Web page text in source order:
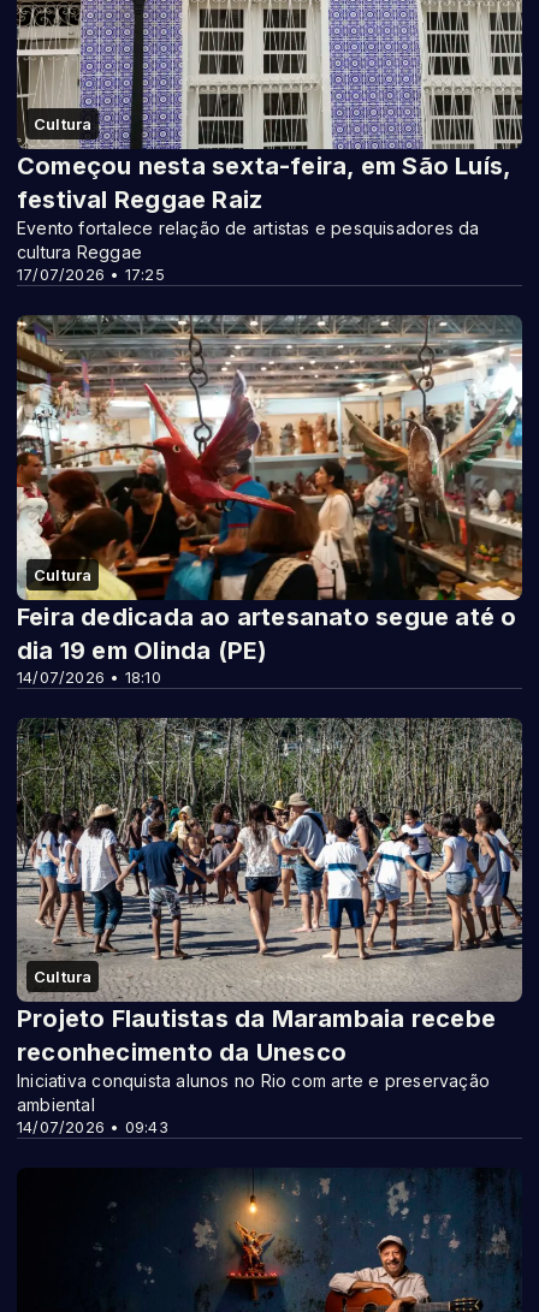
Cultura
17/07/2026 • 17:25
Começou nesta sexta-feira, em São Luís,
festival Reggae Raiz
Evento fortalece relação de artistas e pesquisadores da
cultura Reggae
Cultura
14/07/2026 • 18:10
Feira dedicada ao artesanato segue até o
dia 19 em Olinda (PE)
Cultura
14/07/2026 • 09:43
Projeto Flautistas da Marambaia recebe
reconhecimento da Unesco
Iniciativa conquista alunos no Rio com arte e preservação
ambiental